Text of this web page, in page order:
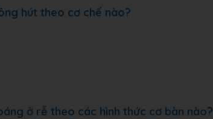
hút theo cơ chế nào?
ở rễ theo các hình thức cơ bàn nào?